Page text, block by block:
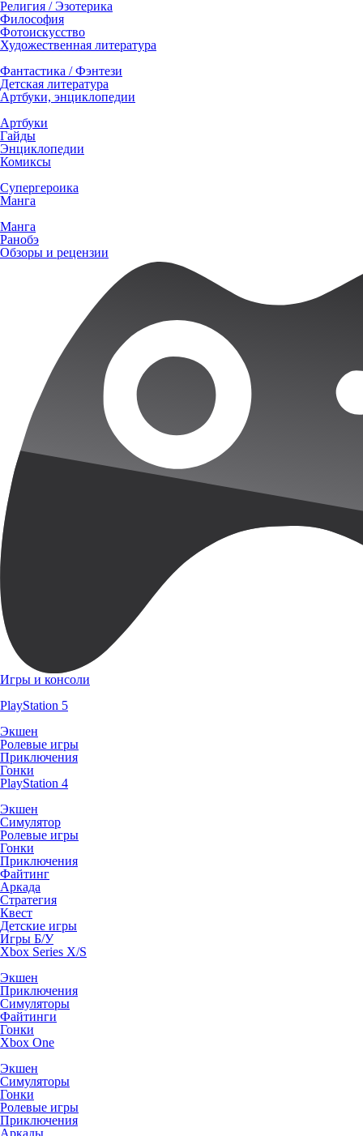
Религия / Эзотерика
Философия
Фотоискусство
Художественная литература
Фантастика / Фэнтези
Детская литература
Артбуки, энциклопедии
Артбуки
Гайды
Энциклопедии
Комиксы
Супергероика
Манга
Манга
Ранобэ
Обзоры и рецензии
Игры и консоли
PlayStation 5
Экшен
Ролевые игры
Приключения
Гонки
PlayStation 4
Экшен
Симулятор
Ролевые игры
Гонки
Приключения
Файтинг
Аркада
Стратегия
Квест
Детские игры
Игры Б/У
Xbox Series X/S
Экшен
Приключения
Симуляторы
Файтинги
Гонки
Xbox One
Экшен
Симуляторы
Гонки
Ролевые игры
Приключения
Аркады